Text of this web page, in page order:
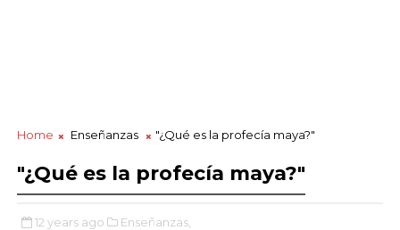
Home Enseñanzas "¿Qué es la profecía maya?"
"¿Qué es la profecía maya?"
12 years ago Enseñanzas,